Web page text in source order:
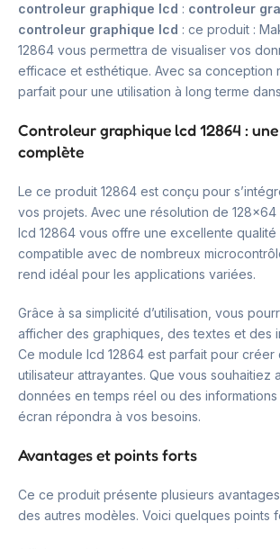
controleur graphique lcd : controleur
controleur graphique lcd : ce produit :
12864 vous permettra de visualiser vos
efficace et esthétique. Avec sa conception
parfait pour une utilisation à long terme
Controleur graphique lcd 12864 :
complète
Le ce produit 12864 est conçu pour
vos projets. Avec une résolution de
lcd 12864 vous offre une excellente qualité
compatible avec de nombreux
rend idéal pour les applications variées.
Grâce à sa simplicité d’utilisation, vous
afficher des graphiques, des textes et des
Ce module lcd 12864 est parfait pour créer
utilisateur attrayantes. Que vous souhaitiez
données en temps réel ou des
écran répondra à vos besoins.
Avantages et points forts
Ce ce produit présente plusieurs
des autres modèles. Voici quelques points